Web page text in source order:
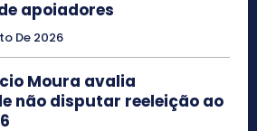
apoiadores
De 2026
Moura avalia
não disputar reeleição ao